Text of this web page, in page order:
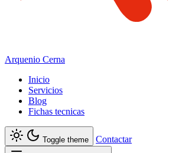
Arquenio Cerna
Inicio
Servicios
Blog
Fichas tecnicas
Toggle theme Contactar